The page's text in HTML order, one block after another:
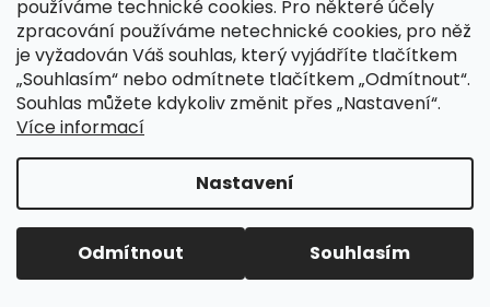
používáme technické cookies. Pro některé účely
zpracování používáme netechnické cookies, pro něž
je vyžadován Váš souhlas, který vyjádříte tlačítkem
„Souhlasím“ nebo odmítnete tlačítkem „Odmítnout“.
Souhlas můžete kdykoliv změnit přes „Nastavení“.
Více informací
Nastavení
Odmítnout Souhlasím
NIVEA SUN
NO STRESS
NOHEL GARDEN
NORDICS
NUK
O.B.
OASIS